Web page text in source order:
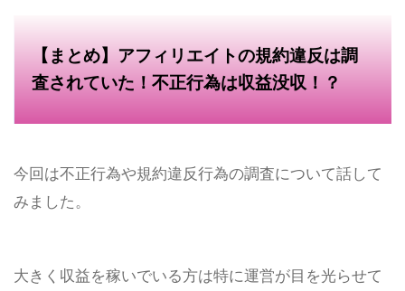
【まとめ】アフィリエイトの規約違反は調
査されていた！不正行為は収益没収！？
今回は不正行為や規約違反行為の調査について話して
みました。
大きく収益を稼いでいる方は特に運営が目を光らせて